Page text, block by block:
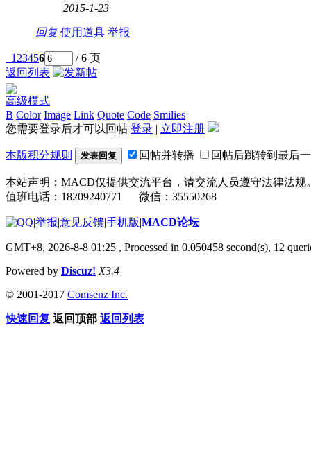
2015-1-23
回复 使用道具 举报
1 23456
/ 6 页
返回列表
高级模式
B Color Image Link Quote Code Smilies
您需要登录后才可以回帖 登录 | 立即注册
本版积分规则 发表回复 回帖并转播 回帖后跳转到最后
本站声明：MACD仅提供交流平台，请交流人员遵守法律法规
值班电话：18209240771 微信：35550268
|举报|意见反馈|手机版|MACD论坛
GMT+8, 2026-8-8 01:25 , Processed in 0.050458 second(s), 12
Powered by Discuz! X3.4
© 2001-2017 Comsenz Inc.
快速回复 返回顶部 返回列表